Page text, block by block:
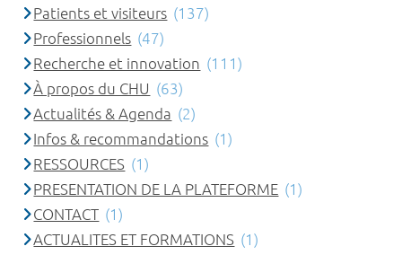
Patients et visiteurs (137)
Professionnels (47)
Recherche et innovation (111)
À propos du CHU (63)
Actualités & Agenda (2)
Infos & recommandations (1)
RESSOURCES (1)
PRESENTATION DE LA PLATEFORME (1)
CONTACT (1)
ACTUALITES ET FORMATIONS (1)